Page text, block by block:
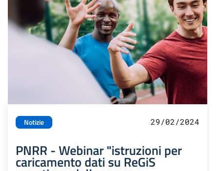
Notizie 29/02/2024
PNRR - Webinar "istruzioni per
caricamento dati su ReGiS